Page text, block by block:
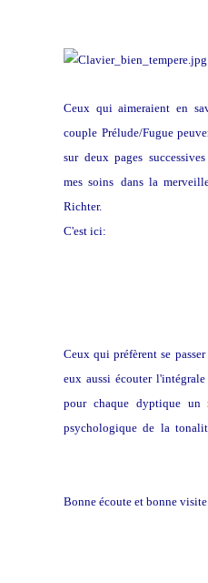
Ceux qui aimeraient en
couple Prélude/Fugue
sur deux pages
mes soins dans la
Richter.
C'est ici:
Ceux qui préfèrent se
eux aussi écouter
pour chaque dyptique
psychologique de la
Bonne écoute et bonne